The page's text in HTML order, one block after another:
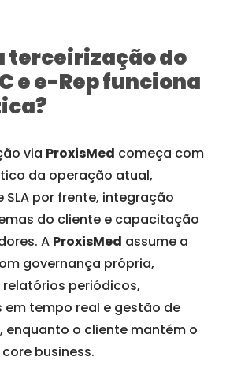
terceirização do
e e-Rep funciona
via ProxisMed começa com
da operação atual,
SLA por frente, integração
do cliente e capacitação
A ProxisMed assume a
governança própria,
periódicos,
em tempo real e gestão de
enquanto o cliente mantém o
business.